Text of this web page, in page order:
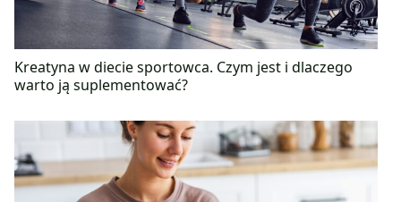
Kreatyna w diecie sportowca. Czym jest i dlaczego
warto ją suplementować?